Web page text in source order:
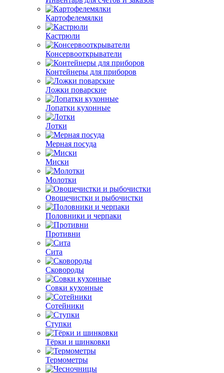
Картофелемялки
Кастрюли
Консервооткрыватели
Контейнеры для приборов
Ложки поварские
Лопатки кухонные
Лотки
Мерная посуда
Миски
Молотки
Овощечистки и рыбочистки
Половники и черпаки
Противни
Сита
Сковороды
Совки кухонные
Сотейники
Ступки
Тёрки и шинковки
Термометры